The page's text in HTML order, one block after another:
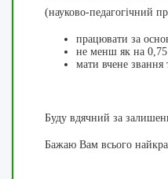
(науково-педагогічний
працювати за
не менш як на 0,75
мати вчене звання
Буду вдячний за
Бажаю Вам всього